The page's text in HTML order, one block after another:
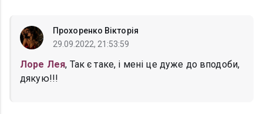
Прохоренко Вікторія
29.09.2022, 21:53:59
Лоре Лея, Так є таке, і мені це дуже до вподоби,
дякую!!!